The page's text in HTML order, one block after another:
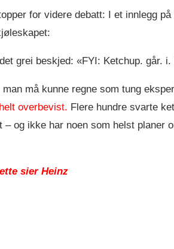
for videre debatt: I et innlegg
grei beskjed: «FYI: Ketchup. går.
må kunne regne som tung
overbevist. Flere hundre svarte
og ikke har noen som helst planer
sier Heinz